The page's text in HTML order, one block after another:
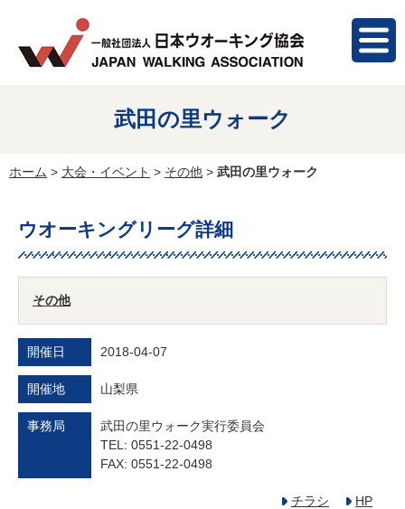
武田の里ウォーク
ホーム > 大会・イベント > その他 > 武田の里ウォーク
ウオーキングリーグ詳細
その他
開催日 2018-04-07
開催地 山梨県
事務局
武田の里ウォーク実行委員会
TEL: 0551-22-0498
FAX: 0551-22-0498
チラシ HP